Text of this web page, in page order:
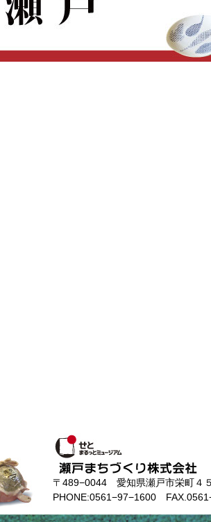
〒489−0044 愛知県瀬戸市栄町
PHONE:0561−97−1600